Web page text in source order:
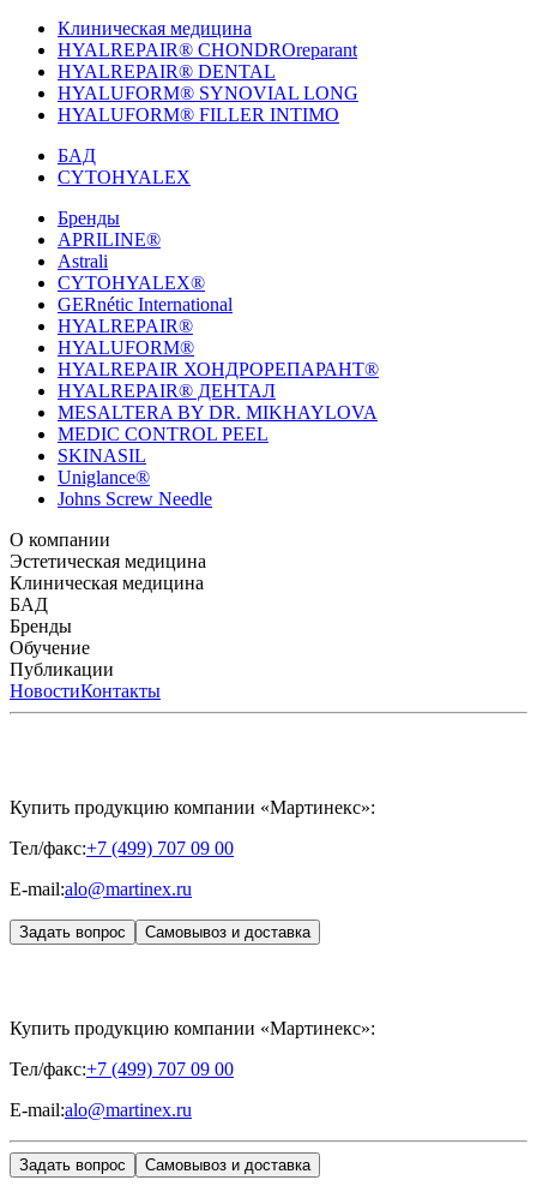
Клиническая медицина
HYALREPAIR® CHONDROreparant
HYALREPAIR® DENTAL
HYALUFORM® SYNOVIAL LONG
HYALUFORM® FILLER INTIMO
БАД
CYTOHYALEX
Бренды
APRILINE®
Astrali
CYTOHYALEX®
GERnétic International
HYALREPAIR®
HYALUFORM®
HYALREPAIR ХОНДРОРЕПАРАНТ®
HYALREPAIR® ДЕНТАЛ
MESALTERA BY DR. MIKHAYLOVA
MEDIC CONTROL PEEL
SKINASIL
Uniglance®
Johns Screw Needle
О компании
История компанииНаучный центр
центрПатентыЛаборатория
Мезотерапии
Эстетическая медицина
БиорепарацияФиллерыБиоревитализация
пилинги
Клиническая медицина
HYALREPAIR® CHONDROreparant
DENTAL
FILLER INTIMO
БАД
CYTOHYALEX
Бренды
APRILINE®
InternationalHYALREPAIR®
ХОНДРОРЕПАРАНТ®
ДЕНТАЛMESALTERA BY DR. MIKHAYLOVAMEDIC
Обучение
Расписание мероприятий
обученияПреподаватели
Публикации
ЖУРНАЛ LES NOUVELLES ESTHÉTIQUES
«ИНЪЕКЦИОННАЯ КОСМЕТОЛОГИЯ»ЖУРНАЛ
НовостиКонтакты
Купить продукцию компании «Мартинекс»:
Тел/факс:+7 (499) 707 09 00
E-mail:alo@martinex.ru
Задать вопрос Самовывоз и доставка
Купить продукцию компании «Мартинекс»:
Тел/факс:+7 (499) 707 09 00
E-mail:alo@martinex.ru
Задать вопрос Самовывоз и доставка